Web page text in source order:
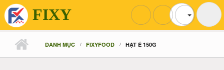
Nhảy đến nội dung
FIXY
DANH MỤC FIXYFOOD HẠT É 150G